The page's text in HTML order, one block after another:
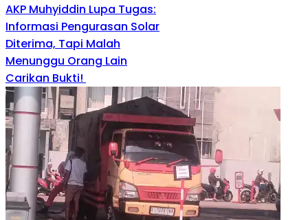
AKP Muhyiddin Lupa Tugas:
Informasi Pengurasan Solar
Diterima, Tapi Malah
Menunggu Orang Lain
Carikan Bukti!